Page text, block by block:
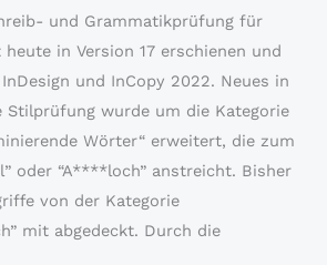
und Grammatikprüfung für
in Version 17 erschienen und
und InCopy 2022. Neues in
Stilprüfung wurde um die Kategorie
Wörter“ erweitert, die zum
oder “A****loch” anstreicht. Bisher
von der Kategorie
mit abgedeckt. Durch die